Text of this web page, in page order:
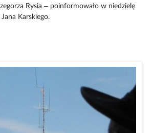
Rysia – poinformowało w niedzielę
Karskiego.